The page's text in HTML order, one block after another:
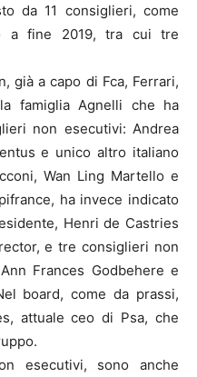
da 11 consiglieri, come
a fine 2019, tra cui tre
già a capo di Fca, Ferrari,
famiglia Agnelli che ha
non esecutivi: Andrea
e unico altro italiano
Wan Ling Martello e
ha invece indicato
Henri de Castries
e tre consiglieri non
Frances Godbehere e
board, come da prassi,
attuale ceo di Psa, che
esecutivi, sono anche